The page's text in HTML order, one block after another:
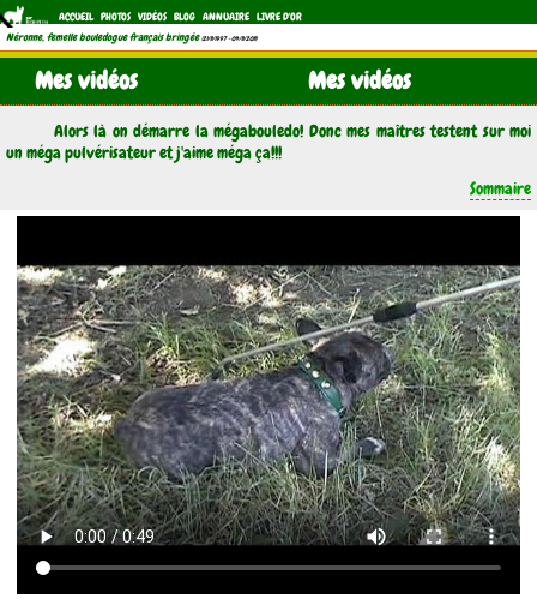
ACCUEIL PHOTOS VIDÉOS BLOG ANNUAIRE LIVRE D'OR
Néronne, femelle bouledogue français bringée (21/11/1997 - 04/11/2011)
Mes vidéos Mes vidéos
Alors là on démarre la mégabouledo! Donc mes maîtres testent sur moi
un méga pulvérisateur et j'aime méga ça!!!
Sommaire